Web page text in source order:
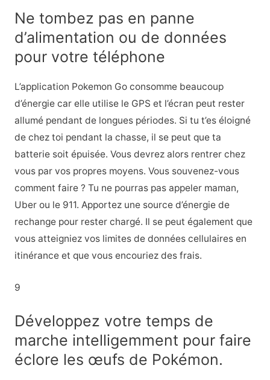
Ne tombez pas en panne
d’alimentation ou de données
pour votre téléphone
L’application Pokemon Go consomme beaucoup
d’énergie car elle utilise le GPS et l’écran peut rester
allumé pendant de longues périodes. Si tu t’es éloigné
de chez toi pendant la chasse, il se peut que ta
batterie soit épuisée. Vous devrez alors rentrer chez
vous par vos propres moyens. Vous souvenez-vous
comment faire ? Tu ne pourras pas appeler maman,
Uber ou le 911. Apportez une source d’énergie de
rechange pour rester chargé. Il se peut également que
vous atteigniez vos limites de données cellulaires en
itinérance et que vous encouriez des frais.
9
Développez votre temps de
marche intelligemment pour faire
éclore les œufs de Pokémon.